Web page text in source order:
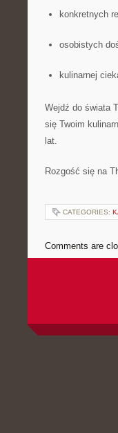
konkretnych
osobistych
kulinarnej
Wejdź do świata
się Twoim
lat.
Rozgość się na
CATEGORIES:
Comments are